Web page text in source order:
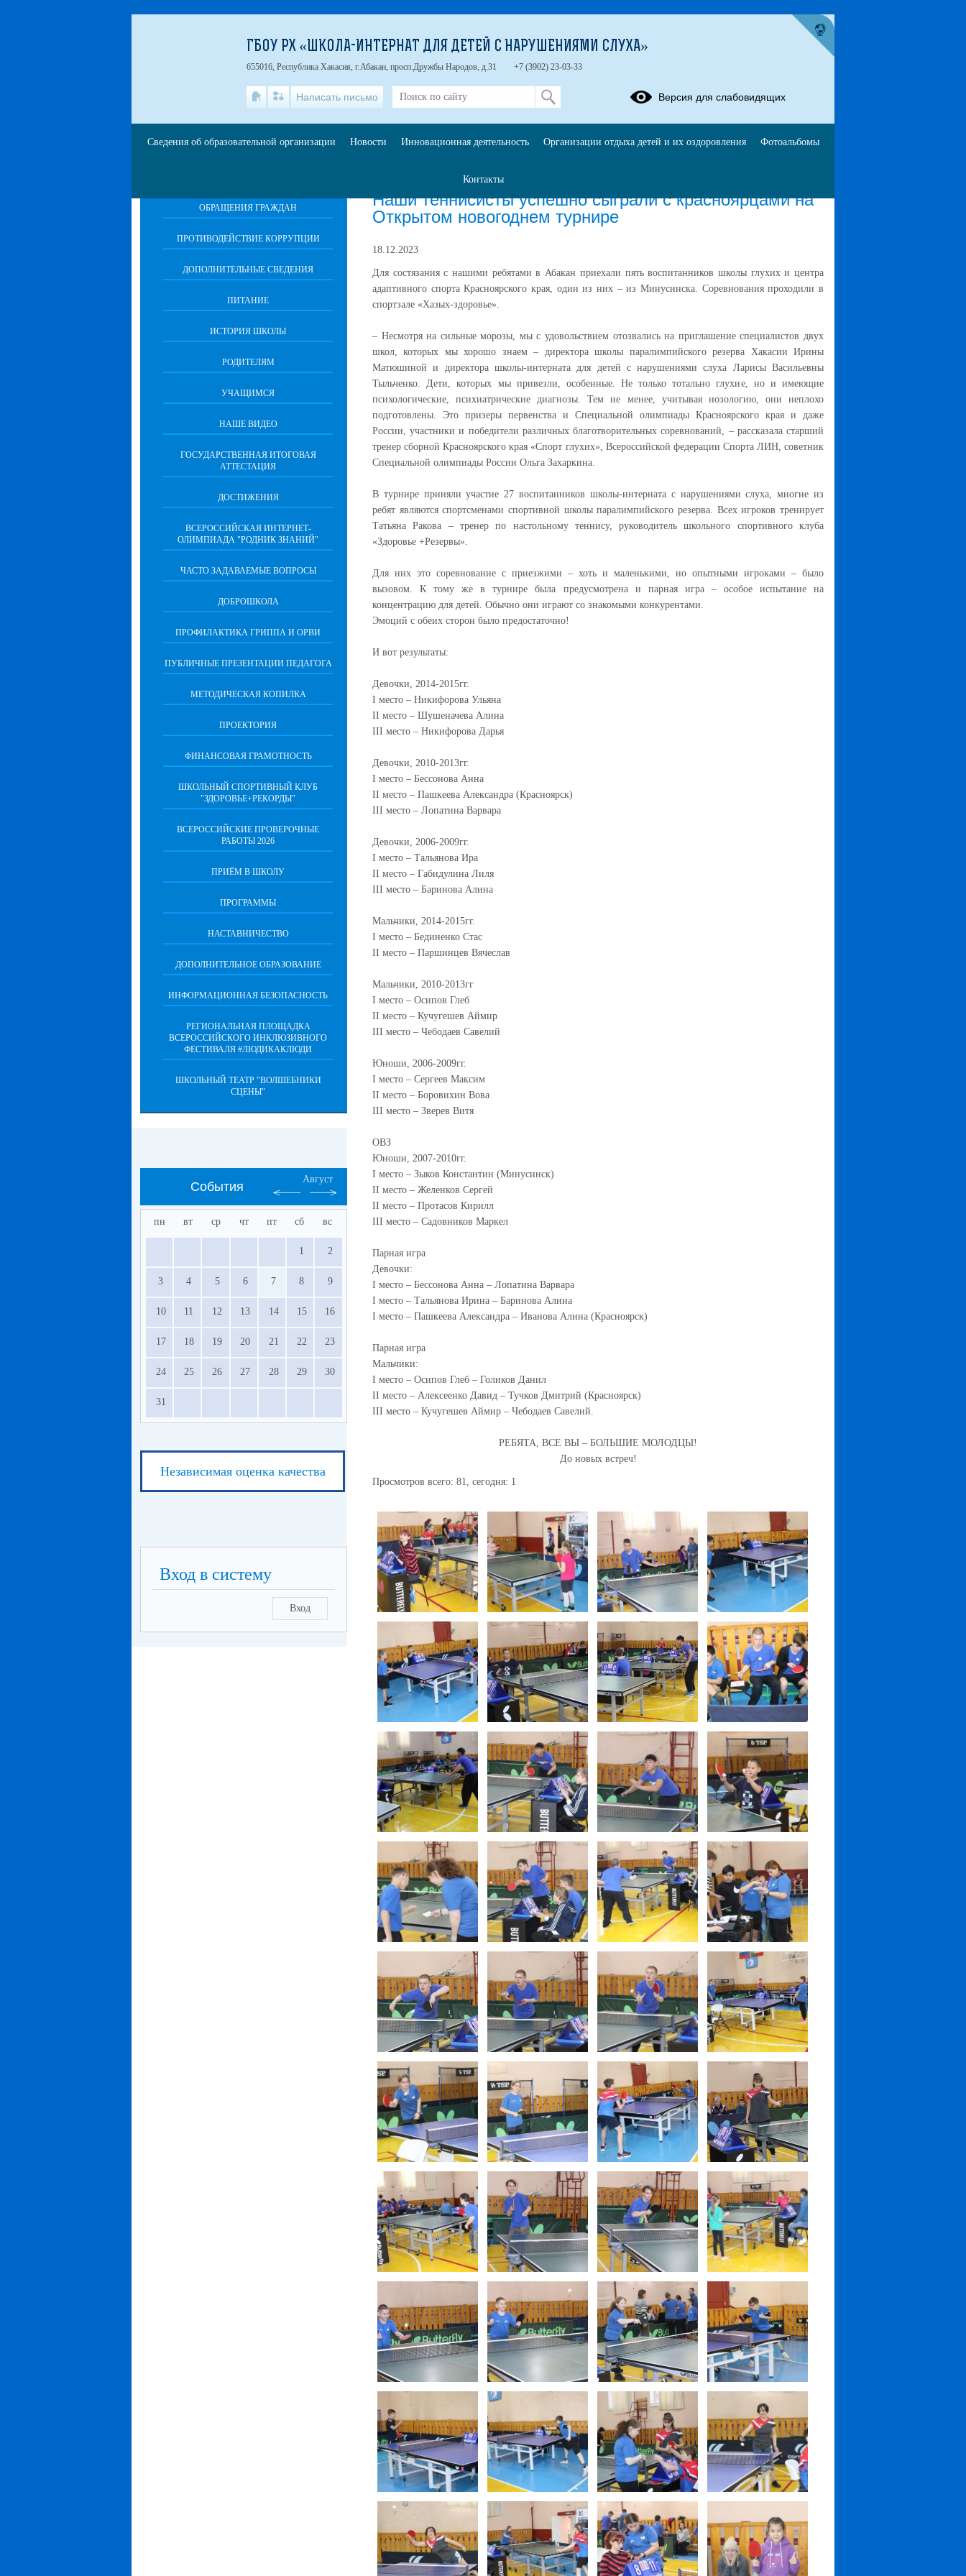
Наши теннисисты успешно сыграли с красноярцами на
Открытом новогоднем турнире
18.12.2023
Для состязания с нашими ребятами в Абакан приехали пять воспитанников школы глухих и центра
адаптивного спорта Красноярского края, один из них – из Минусинска. Соревнования проходили в
спортзале «Хазых-здоровье».
– Несмотря на сильные морозы, мы с удовольствием отозвались на приглашение специалистов двух
школ, которых мы хорошо знаем – директора школы паралимпийского резерва Хакасии Ирины
Матюшиной и директора школы-интерната для детей с нарушениями слуха Ларисы Васильевны
Тыльченко. Дети, которых мы привезли, особенные. Не только тотально глухие, но и имеющие
психологические, психиатрические диагнозы. Тем не менее, учитывая нозологию, они неплохо
подготовлены. Это призеры первенства и Специальной олимпиады Красноярского края и даже
России, участники и победители различных благотворительных соревнований, – рассказала старший
тренер сборной Красноярского края «Спорт глухих», Всероссийской федерации Спорта ЛИН, советник
Специальной олимпиады России Ольга Захаркина.
В турнире приняли участие 27 воспитанников школы-интерната с нарушениями слуха, многие из
ребят являются спортсменами спортивной школы паралимпийского резерва. Всех игроков тренирует
Татьяна Ракова – тренер по настольному теннису, руководитель школьного спортивного клуба
«Здоровье +Резервы».
Для них это соревнование с приезжими – хоть и маленькими, но опытными игроками – было
вызовом. К тому же в турнире была предусмотрена и парная игра – особое испытание на
концентрацию для детей. Обычно они играют со знакомыми конкурентами.
Эмоций с обеих сторон было предостаточно!
И вот результаты:
Девочки, 2014-2015гг.
I место – Никифорова Ульяна
II место – Шушеначева Алина
III место – Никифорова Дарья
Девочки, 2010-2013гг.
I место – Бессонова Анна
II место – Пашкеева Александра (Красноярск)
III место – Лопатина Варвара
Девочки, 2006-2009гг.
I место – Тальянова Ира
II место – Габидулина Лиля
III место – Баринова Алина
Мальчики, 2014-2015гг.
I место – Бединенко Стас
II место – Паршинцев Вячеслав
Мальчики, 2010-2013гг
I место – Осипов Глеб
II место – Кучугешев Аймир
III место – Чебодаев Савелий
Юноши, 2006-2009гг.
I место – Сергеев Максим
II место – Боровихин Вова
III место – Зверев Витя
ОВЗ
Юноши, 2007-2010гг.
I место – Зыков Константин (Минусинск)
II место – Желенков Сергей
II место – Протасов Кирилл
III место – Садовников Маркел
Парная игра
Девочки:
I место – Бессонова Анна – Лопатина Варвара
I место – Тальянова Ирина – Баринова Алина
I место – Пашкеева Александра – Иванова Алина (Красноярск)
Парная игра
Мальчики:
I место – Осипов Глеб – Голиков Данил
II место – Алексеенко Давид – Тучков Дмитрий (Красноярск)
III место – Кучугешев Аймир – Чебодаев Савелий.
РЕБЯТА, ВСЕ ВЫ – БОЛЬШИЕ МОЛОДЦЫ!
До новых встреч!
Просмотров всего: 81, сегодня: 1
ОБРАЩЕНИЯ ГРАЖДАН
ПРОТИВОДЕЙСТВИЕ КОРРУПЦИИ
ДОПОЛНИТЕЛЬНЫЕ СВЕДЕНИЯ
ПИТАНИЕ
ИСТОРИЯ ШКОЛЫ
РОДИТЕЛЯМ
УЧАЩИМСЯ
НАШЕ ВИДЕО
ГОСУДАРСТВЕННАЯ ИТОГОВАЯ
АТТЕСТАЦИЯ
ДОСТИЖЕНИЯ
ВСЕРОССИЙСКАЯ ИНТЕРНЕТ-
ОЛИМПИАДА "РОДНИК ЗНАНИЙ"
ЧАСТО ЗАДАВАЕМЫЕ ВОПРОСЫ
ДОБРОШКОЛА
ПРОФИЛАКТИКА ГРИППА И ОРВИ
ПУБЛИЧНЫЕ ПРЕЗЕНТАЦИИ ПЕДАГОГА
МЕТОДИЧЕСКАЯ КОПИЛКА
ПРОЕКТОРИЯ
ФИНАНСОВАЯ ГРАМОТНОСТЬ
ШКОЛЬНЫЙ СПОРТИВНЫЙ КЛУБ
"ЗДОРОВЬЕ+РЕКОРДЫ"
ВСЕРОССИЙСКИЕ ПРОВЕРОЧНЫЕ
РАБОТЫ 2026
ПРИЁМ В ШКОЛУ
ПРОГРАММЫ
НАСТАВНИЧЕСТВО
ДОПОЛНИТЕЛЬНОЕ ОБРАЗОВАНИЕ
ИНФОРМАЦИОННАЯ БЕЗОПАСНОСТЬ
РЕГИОНАЛЬНАЯ ПЛОЩАДКА
ВСЕРОССИЙСКОГО ИНКЛЮЗИВНОГО
ФЕСТИВАЛЯ #ЛЮДИКАКЛЮДИ
ШКОЛЬНЫЙ ТЕАТР "ВОЛШЕБНИКИ
СЦЕНЫ"
События
Август
пн вт ср чт пт сб вс
1 2
3 4 5 6 7 8 9
10 11 12 13 14 15 16
17 18 19 20 21 22 23
24 25 26 27 28 29 30
31
Независимая оценка качества
Вход в систему
Вход
ГБОУ РХ «ШКОЛА-ИНТЕРНАТ ДЛЯ ДЕТЕЙ С НАРУШЕНИЯМИ СЛУХА»
655016, Республика Хакасия, г.Абакан, просп.Дружбы Народов, д.31 +7 (3902) 23-03-33
Написать письмо Версия для слабовидящих
Сведения об образовательной организации Новости Инновационная деятельность Организации отдыха детей и их оздоровления Фотоальбомы
Контакты